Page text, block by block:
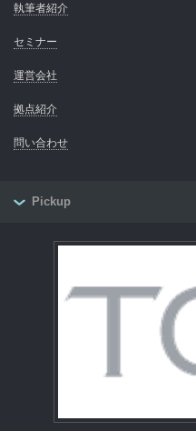
執筆者紹介
セミナー
運営会社
拠点紹介
問い合わせ
Pickup